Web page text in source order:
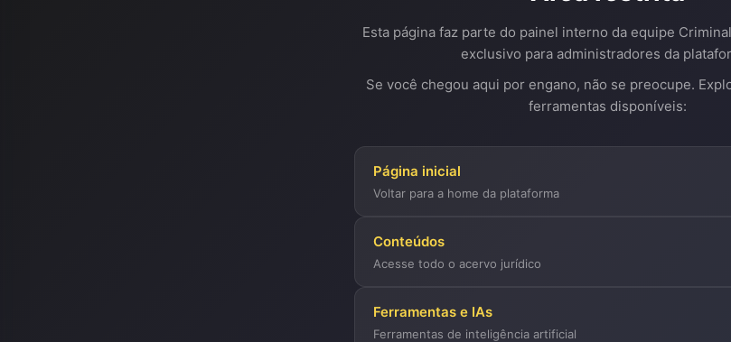
Esta página faz parte do painel interno da equipe
exclusivo para administradores da
Se você chegou aqui por engano, não se preocupe.
ferramentas disponíveis:
Página inicial
Voltar para a home da plataforma
Conteúdos
Acesse todo o acervo jurídico
Ferramentas e IAs
Ferramentas de inteligência artificial